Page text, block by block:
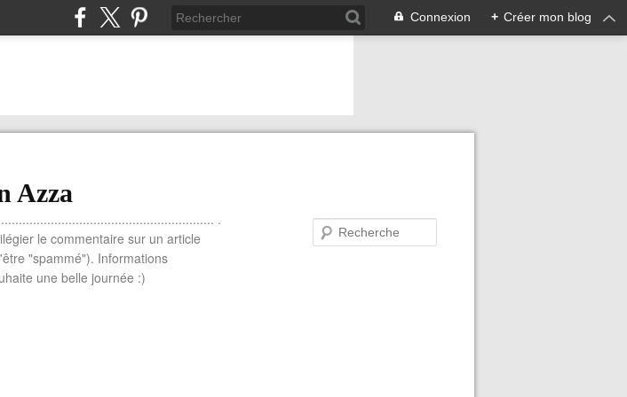
Connexion + Créer mon blog
Azza
.
le commentaire sur un article
"spammé"). Informations
une belle journée :)